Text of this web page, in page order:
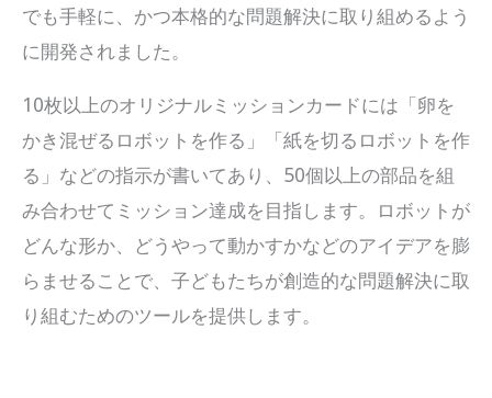
でも手軽に、かつ本格的な問題解決に取り組めるよう
に開発されました。
10枚以上のオリジナルミッションカードには「卵を
かき混ぜるロボットを作る」「紙を切るロボットを作
る」などの指示が書いてあり、50個以上の部品を組
み合わせてミッション達成を目指します。ロボットが
どんな形か、どうやって動かすかなどのアイデアを膨
らませることで、子どもたちが創造的な問題解決に取
り組むためのツールを提供します。